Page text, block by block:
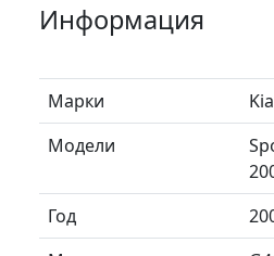
Информация
Марки
Kia
Модели
Год